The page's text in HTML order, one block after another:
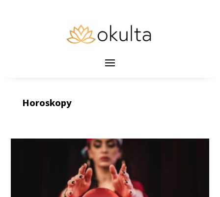
Horoskopy